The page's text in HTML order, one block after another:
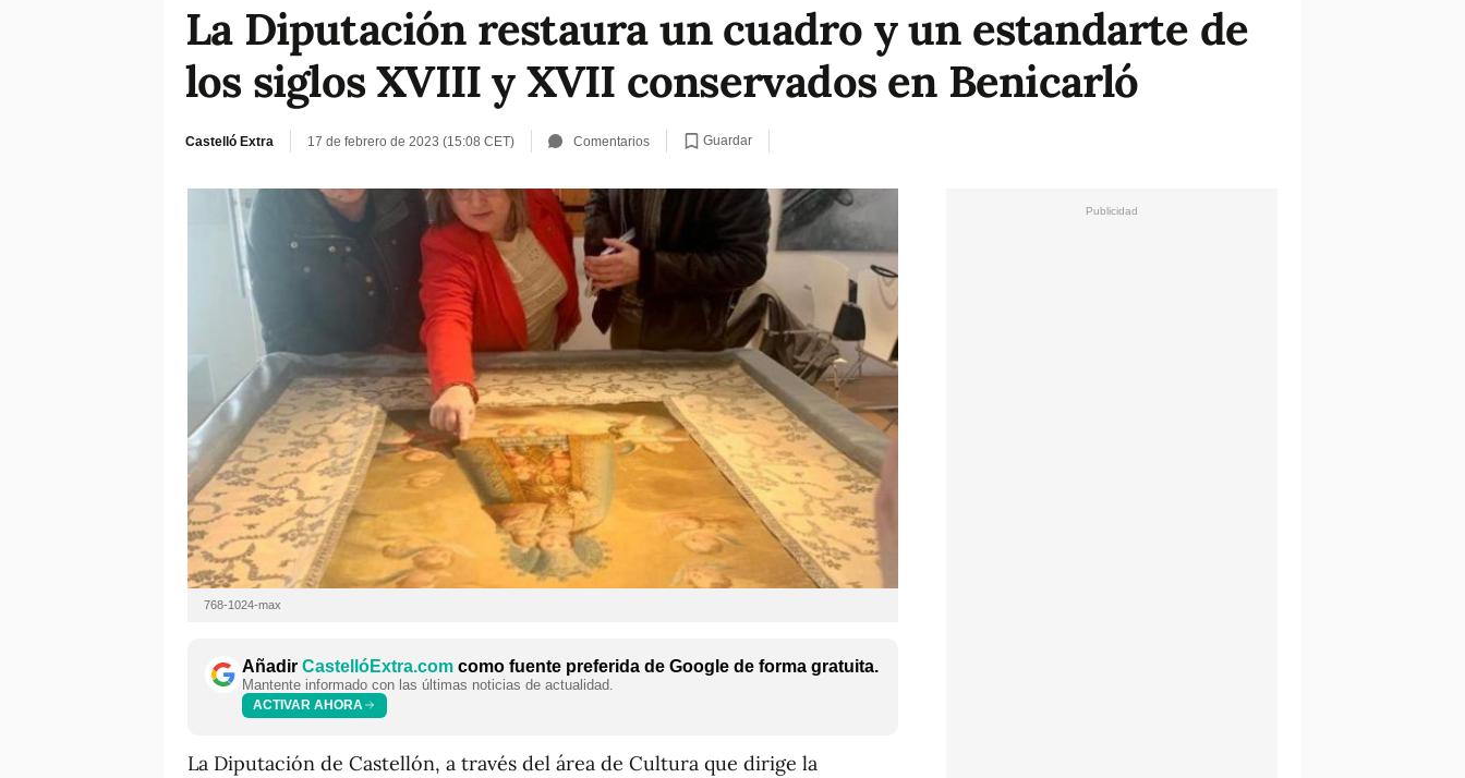
La Diputación restaura un cuadro y un estandarte de
los siglos XVIII y XVII conservados en Benicarló
Castelló Extra 17 de febrero de 2023 (15:08 CET) Comentarios Guardar
768-1024-max
Añadir CastellóExtra.com como fuente preferida de Google de forma gratuita.
Mantente informado con las últimas noticias de actualidad.
ACTIVAR AHORA
La Diputación de Castellón, a través del área de Cultura que dirige la